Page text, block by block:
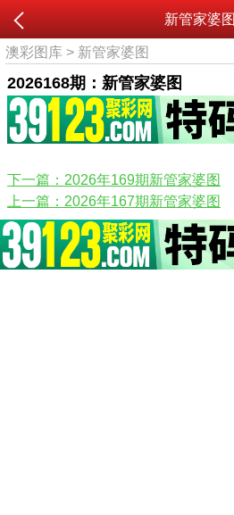
新管家婆图
澳彩图库 > 新管家婆图
2026168期：新管家婆图
下一篇：2026年169期新管家婆图
上一篇：2026年167期新管家婆图